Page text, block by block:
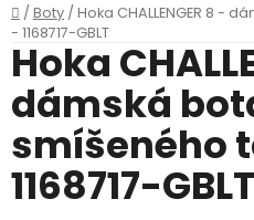
Domů
/ Boty / Hoka CHALLENGER 8 -
- 1168717-GBLT
Hoka
dámská
smíšeného
1168717-GBLT